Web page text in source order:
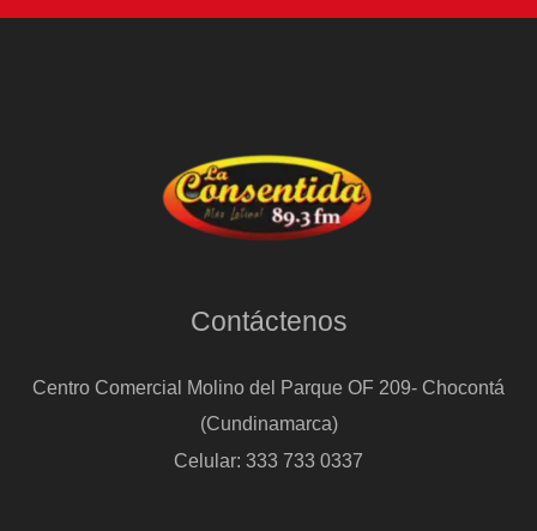
Contáctenos
Centro Comercial Molino del Parque OF 209- Chocontá
(Cundinamarca)
Celular: 333 733 0337